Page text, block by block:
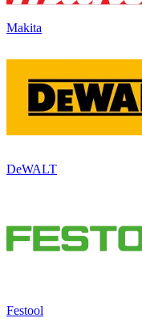
Makita
DeWALT
Festool